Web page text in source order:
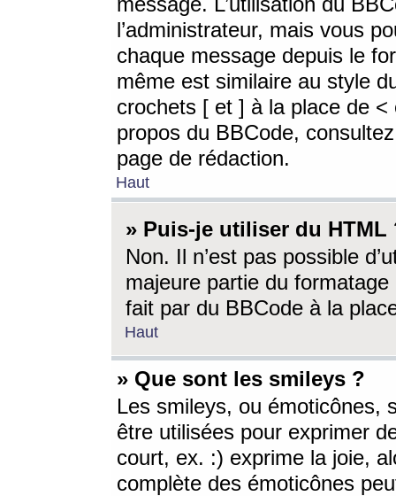
l’administrateur, mais vous
chaque message depuis le
même est similaire au style
crochets [ et ] à la place de <
propos du BBCode,
page de rédaction.
Haut
» Puis-je utiliser du HTML
Non. Il n’est pas possible
majeure partie du
fait par du BBCode à la
Haut
» Que sont les smileys ?
Les smileys, ou émoticônes,
être utilisées pour exprimer
court, ex. :) exprime la joie,
complète des émoticônes